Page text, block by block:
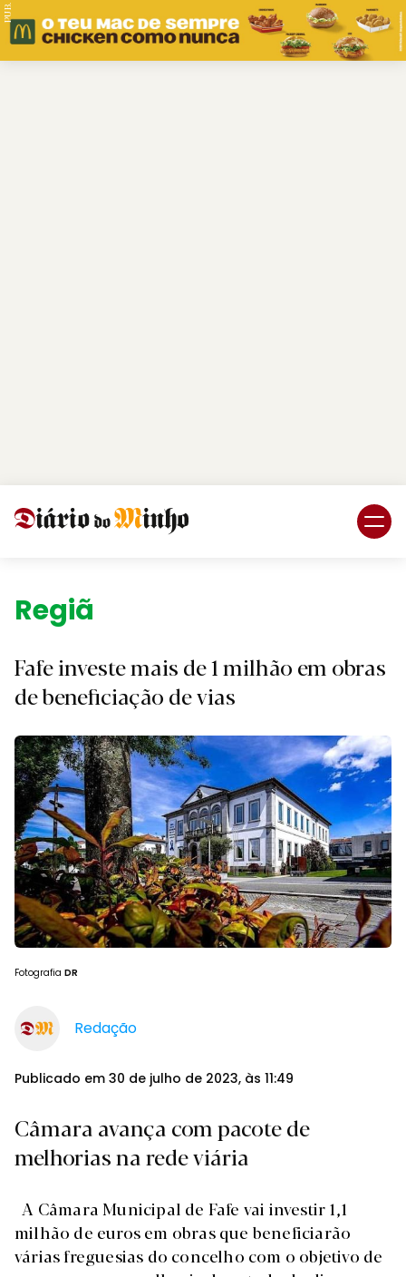
PUB.
Região.
Fafe investe mais de 1 milhão em obras
de beneficiação de vias
Fotografia DR
Redação
Publicado em 30 de julho de 2023, às 11:49
Câmara avança com pacote de
melhorias na rede viária
A Câmara Municipal de Fafe vai investir 1,1
milhão de euros em obras que beneficiarão
várias freguesias do concelho com o objetivo de